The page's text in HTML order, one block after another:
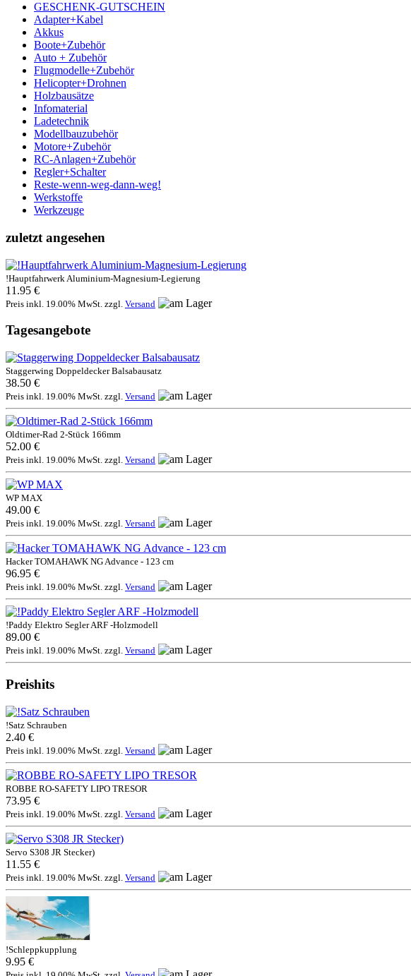
GESCHENK-GUTSCHEIN
Adapter+Kabel
Akkus
Boote+Zubehör
Auto + Zubehör
Flugmodelle+Zubehör
Helicopter+Drohnen
Holzbausätze
Infomaterial
Ladetechnik
Modellbauzubehör
Motore+Zubehör
RC-Anlagen+Zubehör
Regler+Schalter
Reste-wenn-weg-dann-weg!
Werkstoffe
Werkzeuge
zuletzt angesehen
!Hauptfahrwerk Aluminium-Magnesium-Legierung
11.95 €
Preis inkl. 19.00% MwSt. zzgl. Versand
Tagesangebote
Staggerwing Doppeldecker Balsabausatz
38.50 €
Preis inkl. 19.00% MwSt. zzgl. Versand
Oldtimer-Rad 2-Stück 166mm
52.00 €
Preis inkl. 19.00% MwSt. zzgl. Versand
WP MAX
49.00 €
Preis inkl. 19.00% MwSt. zzgl. Versand
Hacker TOMAHAWK NG Advance - 123 cm
96.95 €
Preis inkl. 19.00% MwSt. zzgl. Versand
!Paddy Elektro Segler ARF -Holzmodell
89.00 €
Preis inkl. 19.00% MwSt. zzgl. Versand
Preishits
!Satz Schrauben
2.40 €
Preis inkl. 19.00% MwSt. zzgl. Versand
ROBBE RO-SAFETY LIPO TRESOR
73.95 €
Preis inkl. 19.00% MwSt. zzgl. Versand
Servo S308 JR Stecker)
11.55 €
Preis inkl. 19.00% MwSt. zzgl. Versand
!Schleppkupplung
9.95 €